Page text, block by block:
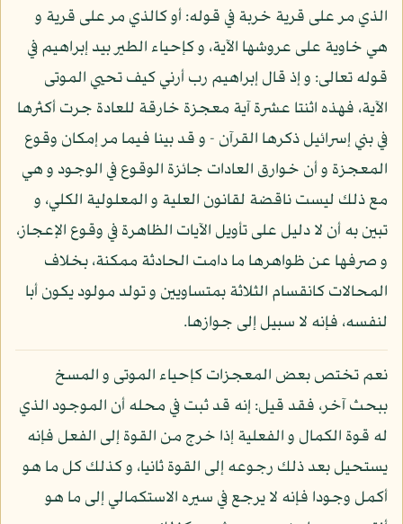
الذي مر على قرية خربة في قوله: أو كالذي مر على قرية و
هي خاوية على عروشها الآية، و كإحياء الطير بيد إبراهيم في
قوله تعالى: و إذ قال إبراهيم رب أرني كيف تحيي الموتى
الآية، فهذه اثنتا عشرة آية معجزة خارقة للعادة جرت أكثرها
في بني إسرائيل ذكرها القرآن - و قد بينا فيما مر إمكان وقوع
المعجزة و أن خوارق العادات جائزة الوقوع في الوجود و هي
مع ذلك ليست ناقضة لقانون العلية و المعلولية الكلي، و
تبين به أن لا دليل على تأويل الآيات الظاهرة في وقوع الإعجاز،
و صرفها عن ظواهرها ما دامت الحادثة ممكنة، بخلاف
المحالات كانقسام الثلاثة بمتساويين و تولد مولود يكون أبا
لنفسه، فإنه لا سبيل إلى جوازها.
نعم تختص بعض المعجزات كإحياء الموتى و المسخ
ببحث آخر، فقد قيل: إنه قد ثبت في محله أن الموجود الذي
له قوة الكمال و الفعلية إذا خرج من القوة إلى الفعل فإنه
يستحيل بعد ذلك رجوعه إلى القوة ثانيا، و كذلك كل ما هو
أكمل وجودا فإنه لا يرجع في سيره الاستكمالي إلى ما هو